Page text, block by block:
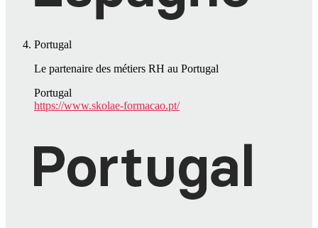
Portugal
Le partenaire des métiers RH au Portugal
Portugal
https://www.skolae-formacao.pt/